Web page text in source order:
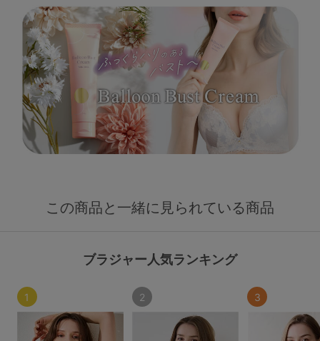
この商品と一緒に見られている商品
ブラジャー人気ランキング
1 2 3